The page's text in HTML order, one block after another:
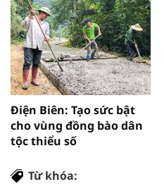
Điện Biên: Tạo sức bật
cho vùng đồng bào dân
tộc thiểu số
Từ khóa: